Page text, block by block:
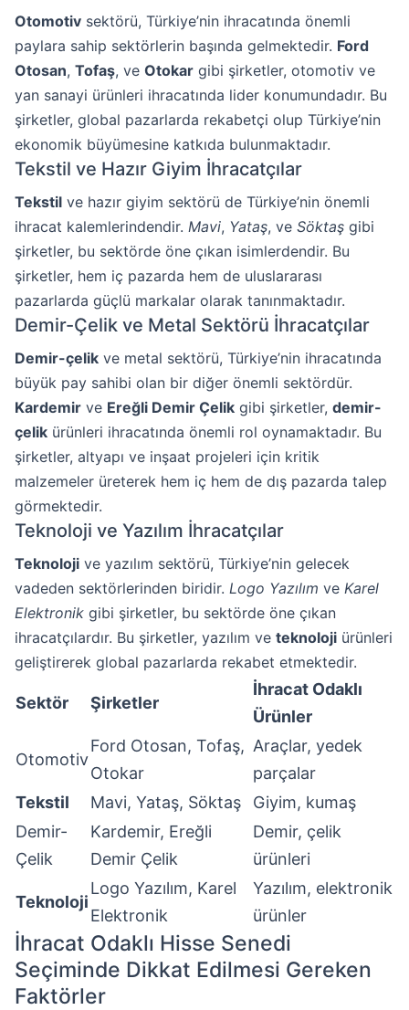
Otomotiv sektörü, Türkiye’nin ihracatında önemli
paylara sahip sektörlerin başında gelmektedir. Ford
Otosan, Tofaş, ve Otokar gibi şirketler, otomotiv ve
yan sanayi ürünleri ihracatında lider konumundadır. Bu
şirketler, global pazarlarda rekabetçi olup Türkiye’nin
ekonomik büyümesine katkıda bulunmaktadır.
Tekstil ve Hazır Giyim İhracatçılar
Tekstil ve hazır giyim sektörü de Türkiye’nin önemli
ihracat kalemlerindendir. Mavi, Yataş, ve Söktaş gibi
şirketler, bu sektörde öne çıkan isimlerdendir. Bu
şirketler, hem iç pazarda hem de uluslararası
pazarlarda güçlü markalar olarak tanınmaktadır.
Demir-Çelik ve Metal Sektörü İhracatçılar
Demir-çelik ve metal sektörü, Türkiye’nin ihracatında
büyük pay sahibi olan bir diğer önemli sektördür.
Kardemir ve Ereğli Demir Çelik gibi şirketler, demir-
çelik ürünleri ihracatında önemli rol oynamaktadır. Bu
şirketler, altyapı ve inşaat projeleri için kritik
malzemeler üreterek hem iç hem de dış pazarda talep
görmektedir.
Teknoloji ve Yazılım İhracatçılar
Teknoloji ve yazılım sektörü, Türkiye’nin gelecek
vadeden sektörlerinden biridir. Logo Yazılım ve Karel
Elektronik gibi şirketler, bu sektörde öne çıkan
ihracatçılardır. Bu şirketler, yazılım ve teknoloji ürünleri
geliştirerek global pazarlarda rekabet etmektedir.
Sektör Şirketler
İhracat Odaklı
Ürünler
Otomotiv
Ford Otosan, Tofaş,
Otokar
Araçlar, yedek
parçalar
Tekstil
Mavi, Yataş, Söktaş
Giyim, kumaş
Demir-
Çelik
Kardemir, Ereğli
Demir Çelik
Demir, çelik
ürünleri
Teknoloji
Logo Yazılım, Karel
Elektronik
Yazılım, elektronik
ürünler
İhracat Odaklı Hisse Senedi
Seçiminde Dikkat Edilmesi Gereken
Faktörler